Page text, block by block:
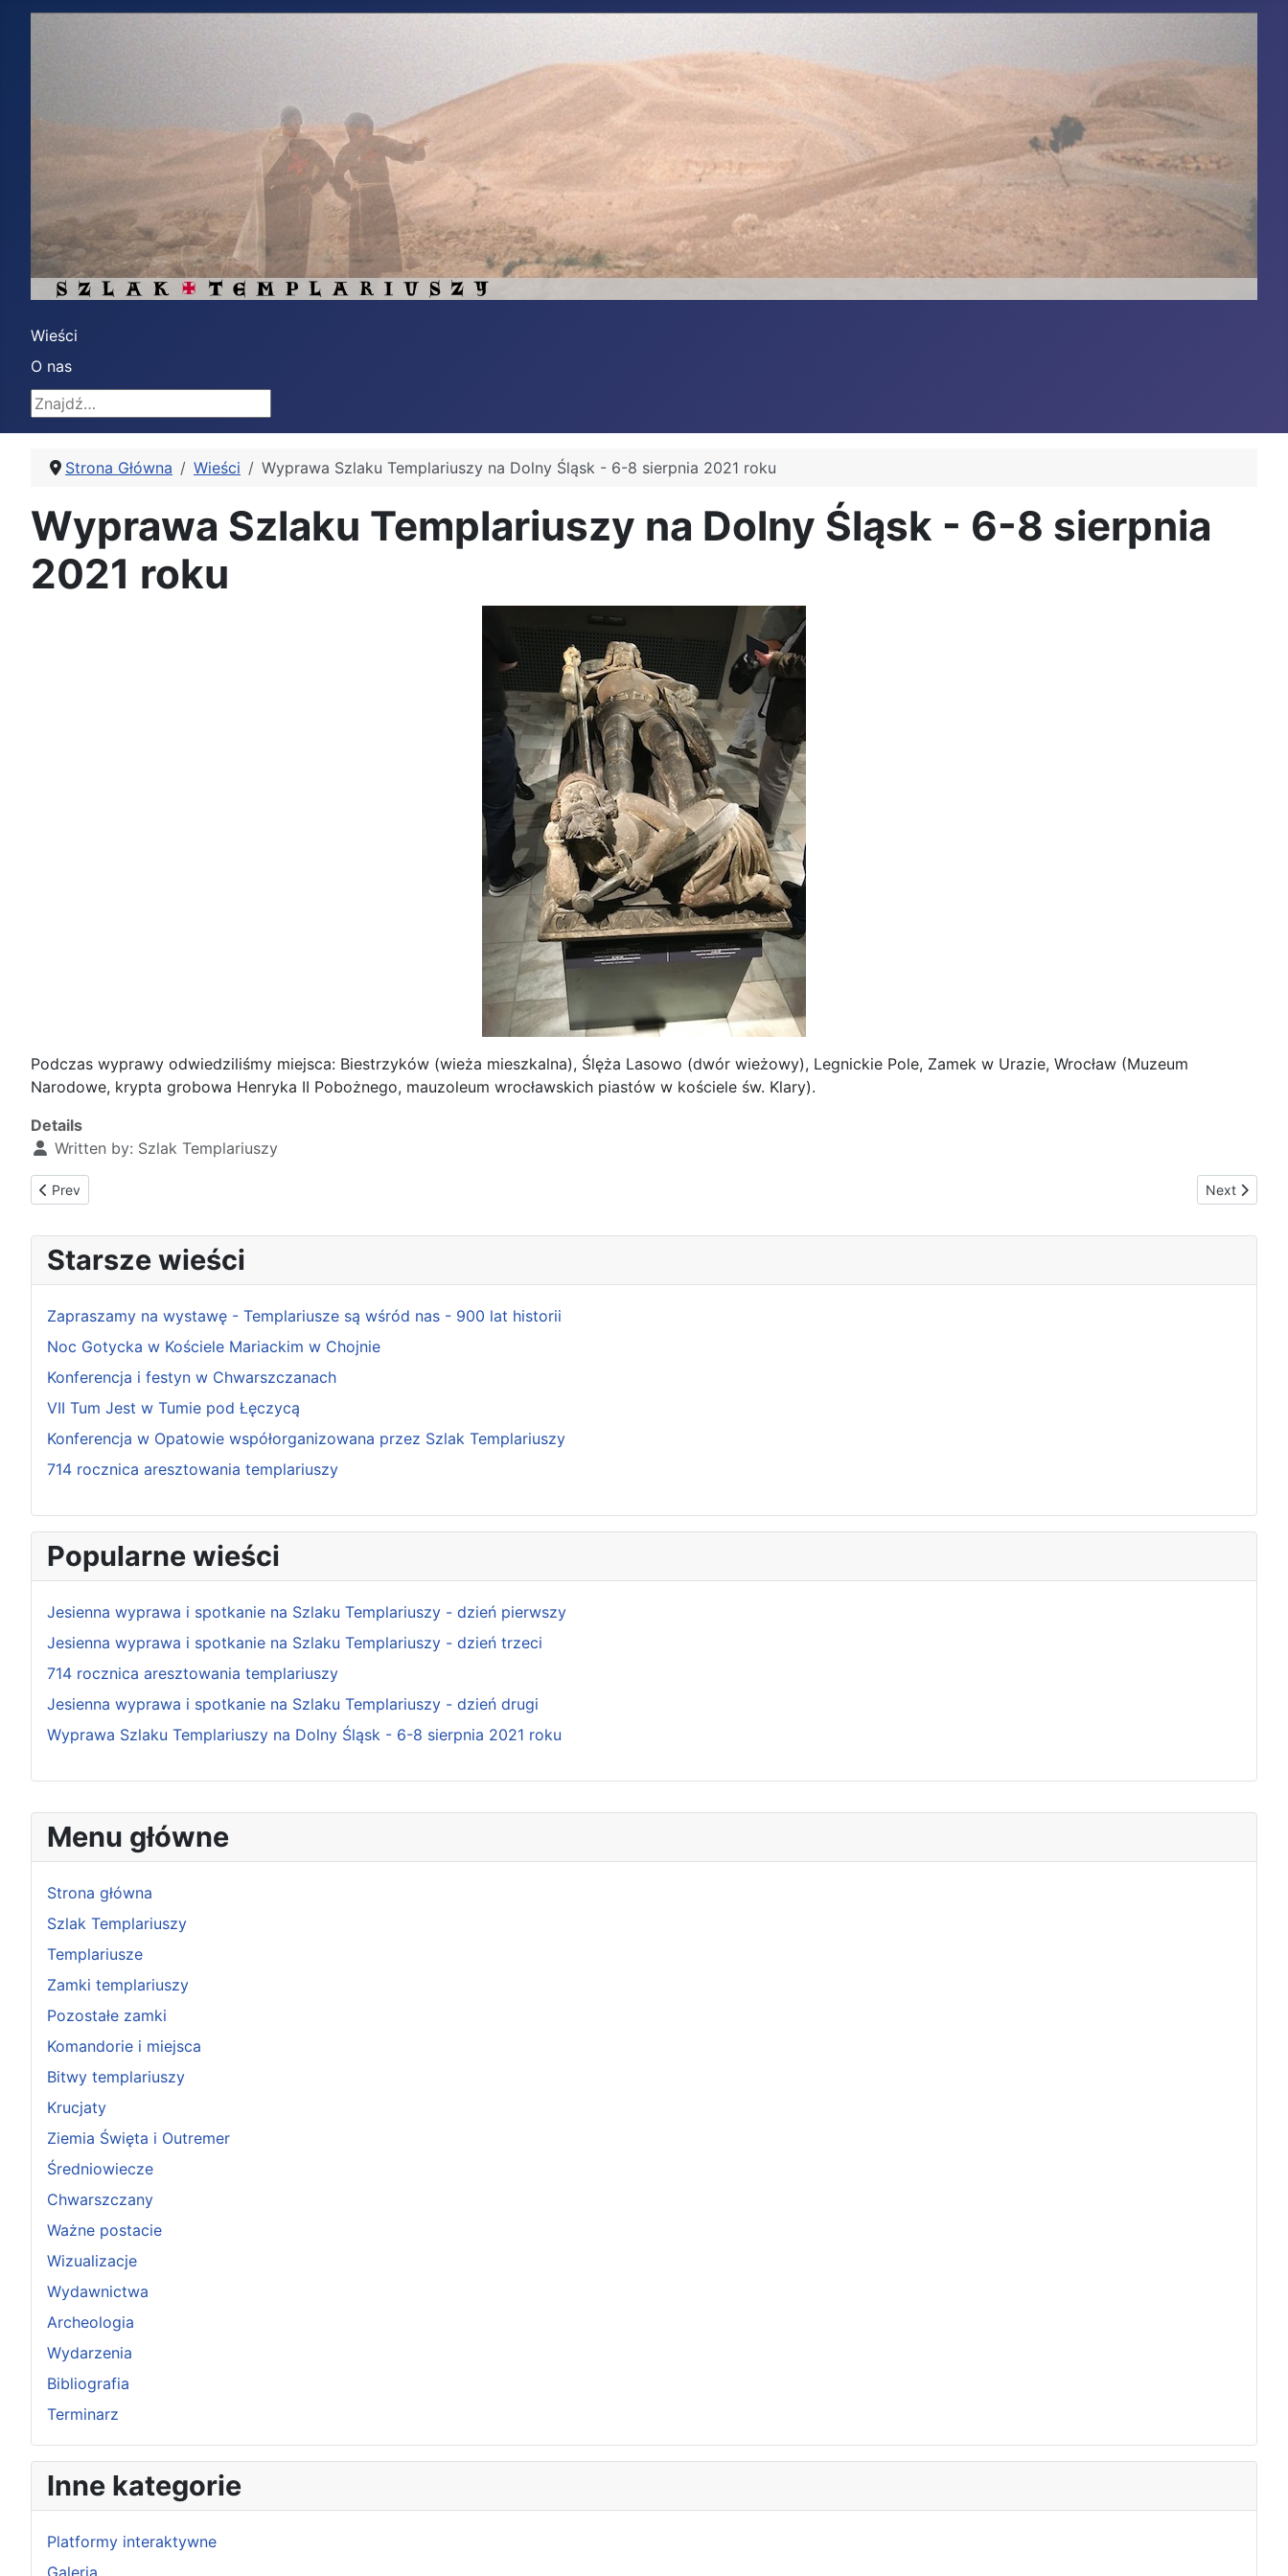
Wieści
O nas
Znajdź
Menu główne
Strona główna
Szlak Templariuszy
Templariusze
Zamki templariuszy
Pozostałe zamki
Komandorie i miejsca
Bitwy templariuszy
Krucjaty
Ziemia Święta i Outremer
Średniowiecze
Chwarszczany
Ważne postacie
Wizualizacje
Wydawnictwa
Archeologia
Wydarzenia
Bibliografia
Terminarz
Inne kategorie
Platformy interaktywne
Galeria
Strona Główna Wieści Wyprawa Szlaku Templariuszy na Dolny Śląsk - 6-8 sierpnia 2021 roku
Wyprawa Szlaku Templariuszy na Dolny Śląsk - 6-8 sierpnia
2021 roku
Podczas wyprawy odwiedziliśmy miejsca: Biestrzyków (wieża mieszkalna), Ślęża Lasowo (dwór wieżowy), Legnickie Pole, Zamek w Urazie, Wrocław (Muzeum
Narodowe, krypta grobowa Henryka II Pobożnego, mauzoleum wrocławskich piastów w kościele św. Klary).
Details
Written by: Szlak Templariuszy
Previous article: Udział przedstawicieli Szlaku w III Pikniku Historycznym w Czaplinku - 14 sierpnia 2021 roku
Prev Next article:
Next
Starsze wieści
Zapraszamy na wystawę - Templariusze są wśród nas - 900 lat historii
Noc Gotycka w Kościele Mariackim w Chojnie
Konferencja i festyn w Chwarszczanach
VII Tum Jest w Tumie pod Łęczycą
Konferencja w Opatowie współorganizowana przez Szlak Templariuszy
714 rocznica aresztowania templariuszy
Popularne wieści
Jesienna wyprawa i spotkanie na Szlaku Templariuszy - dzień pierwszy
Jesienna wyprawa i spotkanie na Szlaku Templariuszy - dzień trzeci
714 rocznica aresztowania templariuszy
Jesienna wyprawa i spotkanie na Szlaku Templariuszy - dzień drugi
Wyprawa Szlaku Templariuszy na Dolny Śląsk - 6-8 sierpnia 2021 roku